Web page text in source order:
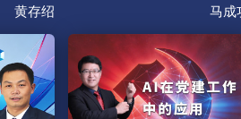
黄存绍
马成